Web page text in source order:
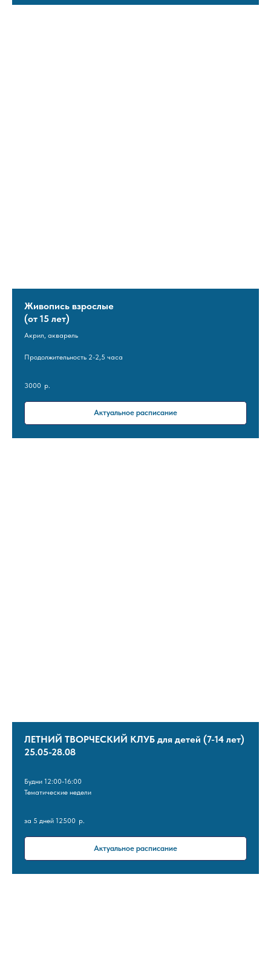
Живопись взрослые
(от 15 лет)
Акрил, акварель
Продолжительность 2-2,5 часа
3000 р.
Актуальное расписание
ЛЕТНИЙ ТВОРЧЕСКИЙ КЛУБ для детей (7-14 лет)
25.05-28.08
Будни 12:00-16:00
Тематические недели
за 5 дней 12500 р.
Актуальное расписание